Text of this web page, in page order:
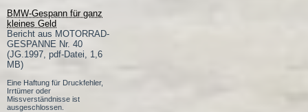
BMW-Gespann für ganz
kleines Geld
Bericht aus MOTORRAD-
GESPANNE Nr. 40
(JG.1997, pdf-Datei, 1,6
MB)
Eine Haftung für Druckfehler,
Irrtümer oder
Missverständnisse ist
ausgeschlossen.